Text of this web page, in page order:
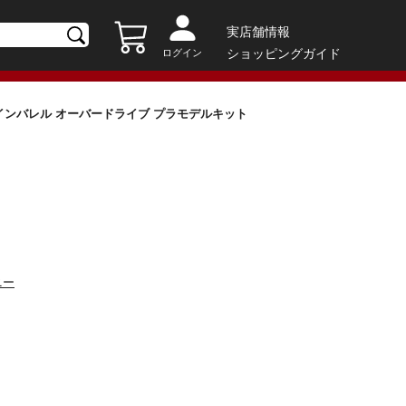
ログイン
実店舗情報
ショッピングガイド
ンバレル オーバードライブ プラモデルキット